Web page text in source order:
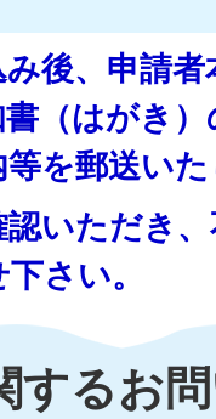
後、申請
（はがき
を郵送い
いただき
さい。
するお